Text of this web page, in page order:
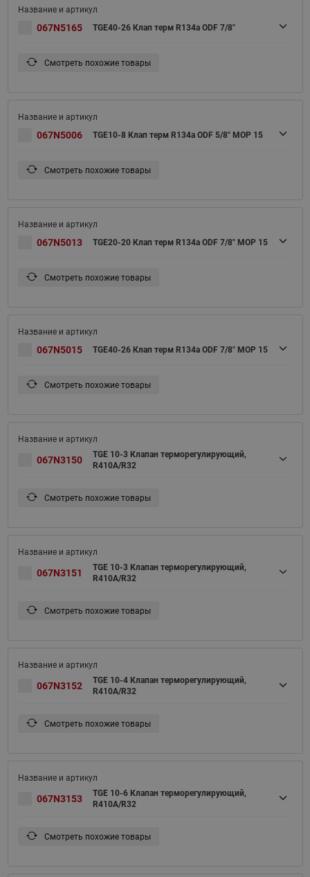
067N5165 TGE40-26 Клап терм R134a ODF 7/8"
Смотреть похожие товары
067N5006 TGE10-8 Клап терм R134a ODF 5/8" MOP 15
Смотреть похожие товары
067N5013 TGE20-20 Клап терм R134a ODF 7/8" MOP 15
Смотреть похожие товары
067N5015 TGE40-26 Клап терм R134a ODF 7/8" MOP 15
Смотреть похожие товары
067N3150
TGE 10-3 Клапан терморегулирующий,
R410A/R32
Смотреть похожие товары
067N3151
TGE 10-3 Клапан терморегулирующий,
R410A/R32
Смотреть похожие товары
067N3152
TGE 10-4 Клапан терморегулирующий,
R410A/R32
Смотреть похожие товары
067N3153
TGE 10-6 Клапан терморегулирующий,
R410A/R32
Смотреть похожие товары